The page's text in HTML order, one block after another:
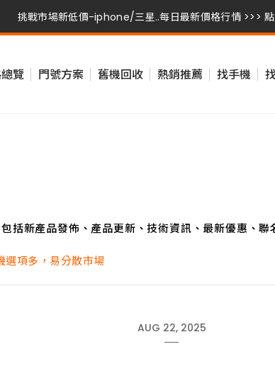
挑戰市場新低價-iphone/三星..每日最新價格行情 >>>
挑戰市場新低價-iphone/三星..每日最新價格行情 >>> 點
覽 門號方案 舊機回收 熱銷推薦 找手機
括新產品發佈、產品更新、技術資訊、最新優惠、聯
項多，易分散市場
AUG 22, 2025